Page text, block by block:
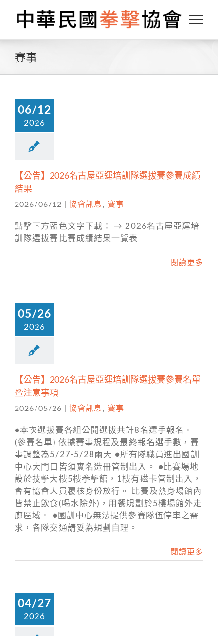
content
賽事
06/12
2026
【公告】2026名古屋亞運培訓隊選拔賽參賽成績
結果
2026/06/12 協會訊息 , 賽事
點擊下方藍色文字下載： → 2026名古屋亞運培
訓隊選拔賽比賽成績結果一覽表
閱讀更多
05/26
2026
【公告】2026名古屋亞運培訓隊選拔賽參賽名單
暨注意事項
2026/05/26 協會訊息 , 賽事
●本次選拔賽各組公開選拔共計8名選手報名。
(參賽名單) 依據賽事規程及最終報名選手數，賽
事調整為5/27-5/28兩天 ●所有隊職員進出國訓
中心大門口皆須實名造冊管制出入。 ●比賽場地
設於技擊大樓5樓拳擊館，1樓有磁卡管制出入，
會有協會人員覆核身份放行。 比賽及熱身場館內
皆禁止飲食(喝水除外)，用餐規劃於5樓場館外走
廊區域。 ●國訓中心無法提供參賽隊伍停車之需
求，各隊交通請妥為規劃自理。
閱讀更多
04/27
2026